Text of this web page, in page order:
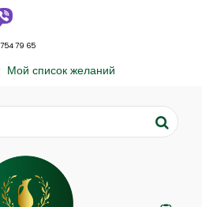
79 65
Мой список желаний